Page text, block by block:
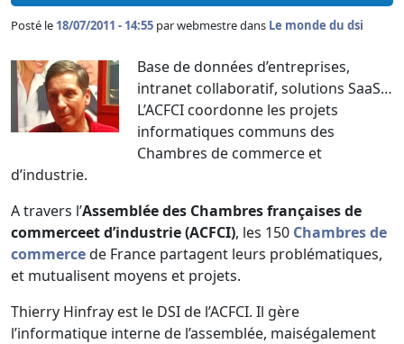
Posté le 18/07/2011 - 14:55 parwebmestre dans Le monde du dsi
Base de données d’entreprises,
intranet collaboratif, solutions SaaS…
L’ACFCI coordonne les projets
informatiques communs des
Chambres de commerce et
d’industrie.
A travers l’Assemblée des Chambres françaises de
commerceet d’industrie (ACFCI), les 150 Chambres de
commercede France partagent leurs problématiques,
et mutualisent moyens et projets.
Thierry Hinfray est le DSI de l’ACFCI. Il gère
l’informatique interne de l’assemblée, maiségalement